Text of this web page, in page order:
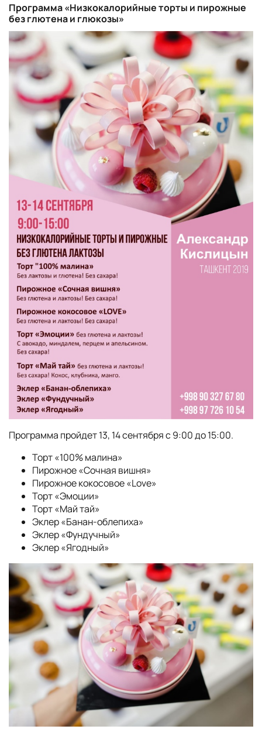
Программа «Низкокалорийные торты и пирожные
без глютена и глюкозы»
Программа пройдет 13, 14 сентября с 9:00 до 15:00.
Торт «100% малина»
Пирожное «Сочная вишня»
Пирожное кокосовое «Love»
Торт «Эмоции»
Торт «Май тай»
Эклер «Банан-облепиха»
Эклер «Фундучный»
Эклер «Ягодный»